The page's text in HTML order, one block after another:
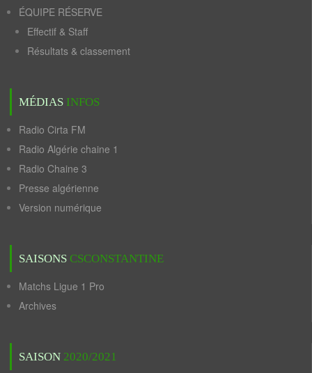
ÉQUIPE RÉSERVE
Effectif & Staff
Résultats & classement
MÉDIAS INFOS
Radio Cirta FM
Radio Algérie chaine 1
Radio Chaine 3
Presse algérienne
Version numérique
SAISONS CSCONSTANTINE
Matchs Ligue 1 Pro
Archives
SAISON 2020/2021